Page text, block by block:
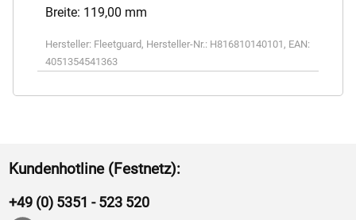
Breite: 119,00 mm
Hersteller: Fleetguard , Hersteller-Nr.: H816810140101 , EAN:
4051354541363
Kundenhotline (Festnetz):
+49 (0) 5351 - 523 520